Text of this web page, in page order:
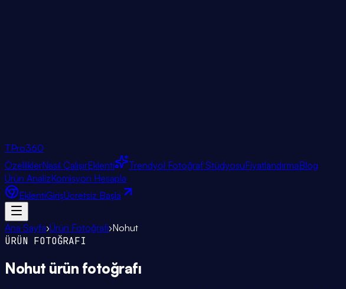
TPro360
ÖzelliklerNasıl ÇalışırEklenti Trendyol Fotoğraf StüdyosuFiyatlandırmaBlog
Ürün AnalizKomisyon Hesapla
EklentiGirişÜcretsiz Başla
Ana Sayfa›Ürün Fotoğrafı›Nohut
ÜRÜN FOTOĞRAFI
Nohut ürün fotoğrafı